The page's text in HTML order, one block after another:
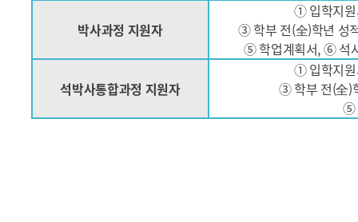
박사과정 지원자
① 입학지원
③ 학부 전(全)학년 성
⑤ 학업계획서, ⑥ 석
석박사통합과정 지원자
① 입학지원
③ 학부 전(全)
⑤